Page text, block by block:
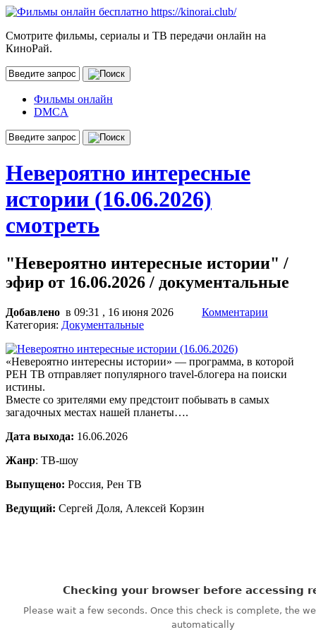
Смотрите фильмы, сериалы и ТВ передачи онлайн на
КиноРай.
Фильмы онлайн
DMCA
Невероятно интересные
истории (16.06.2026)
смотреть
"Невероятно интересные истории" /
эфир от 16.06.2026 / документальные
Добавлено в 09:31 , 16 июня 2026
Комментарии
Категория: Документальные
«Невероятно интересны истории» — программа, в которой
РЕН ТВ отправляет популярного travel-блогера на поиски
истины.
Вместе со зрителями ему предстоит побывать в самых
загадочных местах нашей планеты….
Дата выхода: 16.06.2026
Жанр: ТВ-шоу
Выпущено: Россия, Рен ТВ
Ведущий: Сергей Доля, Алексей Корзин